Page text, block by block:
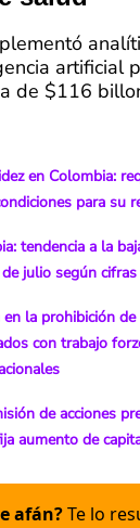
artificial
de $116
en Colombia:
para su
tendencia a la
julio según
en la prohibición
con trabajo
de acciones
aumento de
afán?Te lo